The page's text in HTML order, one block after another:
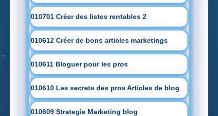
010701 Créer des listes rentables 2
010612 Créer de bons articles marketings
010611 Bloguer pour les pros
010610 Les secrets des pros Articles de blog
010609 Strategie Marketing blog